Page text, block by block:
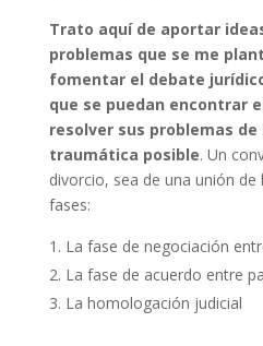
Trato aquí de aportar
problemas que se me
fomentar el debate
que se puedan encontrar
resolver sus problemas
traumática posible. Un
divorcio, sea de una unión
fases:
La fase de negociación
La fase de acuerdo entre
La homologación judicial